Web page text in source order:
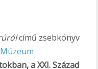
című zsebkönyv
a XXI. Század